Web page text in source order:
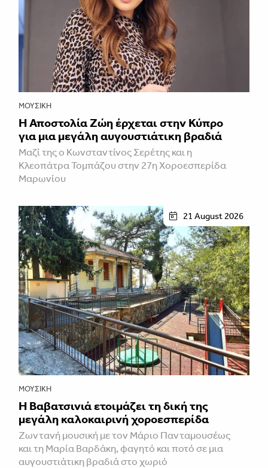
ΜΟΥΣΙΚΉ
Η Αποστολία Ζώη έρχεται στην Κύπρο
για μια μεγάλη αυγουστιάτικη βραδιά
Μαζί της ο Κωνσταντίνος Σερέτης και η
Κλεοπάτρα Τομπάζου στην 27η Χοροεσπερίδα
Μαρωνίου
21 August 2026
ΜΟΥΣΙΚΉ
Η Βαβατσινιά ετοιμάζει τη δική της
μεγάλη καλοκαιρινή χοροεσπερίδα
Ζωντανή μουσική με τον Μάριο Πανταμουσέως
και τη Μαρία Βαρδάκη, φαγητό και ποτό σε μια
αυγουστιάτικη βραδιά στο χωριό